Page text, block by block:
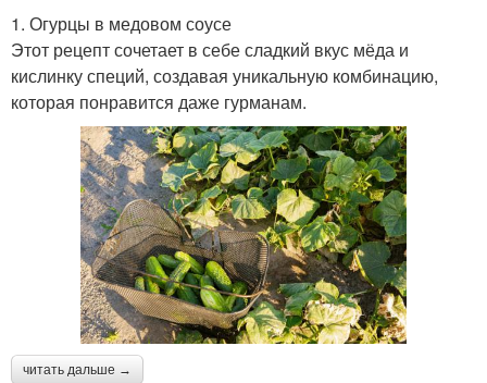
1. Огурцы в медовом соусе
Этот рецепт сочетает в себе сладкий вкус мёда и
кислинку специй, создавая уникальную комбинацию,
которая понравится даже гурманам.
читать дальше →